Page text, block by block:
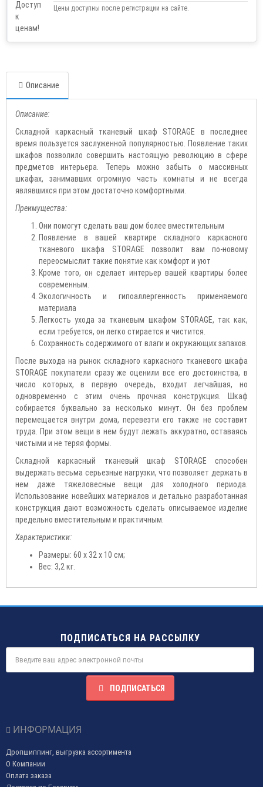
Цены доступны после регистрации на сайте.
Описание
Описание:
Складной каркасный тканевый шкаф STORAGE в последнее
время пользуется заслуженной популярностью. Появление таких
шкафов позволило совершить настоящую революцию в сфере
предметов интерьера. Теперь можно забыть о массивных
шкафах, занимавших огромную часть комнаты и не всегда
являвшихся при этом достаточно комфортными.
Преимущества:
Они помогут сделать ваш дом более вместительным
Появление в вашей квартире складного каркасного
тканевого шкафа STORAGE позволит вам по-новому
переосмыслит такие понятие как комфорт и уют
Кроме того, он сделает интерьер вашей квартиры более
современным.
Экологичность и гипоаллергенность применяемого
материала
Легкость ухода за тканевым шкафом STORAGE, так как,
если требуется, он легко стирается и чистится.
Сохранность содержимого от влаги и окружающих запахов.
После выхода на рынок складного каркасного тканевого шкафа
STORAGE покупатели сразу же оценили все его достоинства, в
число которых, в первую очередь, входит легчайшая, но
одновременно с этим очень прочная конструкция. Шкаф
собирается буквально за несколько минут. Он без проблем
перемещается внутри дома, перевезти его также не составит
труда. При этом вещи в нем будут лежать аккуратно, оставаясь
чистыми и не теряя формы.
Складной каркасный тканевый шкаф STORAGE способен
выдержать весьма серьезные нагрузки, что позволяет держать в
нем даже тяжеловесные вещи для холодного периода.
Использование новейших материалов и детально разработанная
конструкция дают возможность сделать описываемое изделие
предельно вместительным и практичным.
Характеристики:
Размеры: 60 х 32 х 10 см;
Вес: 3,2 кг.
ПОДПИСАТЬСЯ НА РАССЫЛКУ
ПОДПИСАТЬСЯ
ИНФОРМАЦИЯ
Дропшиппинг, выгрузка ассортимента
О Компании
Оплата заказа